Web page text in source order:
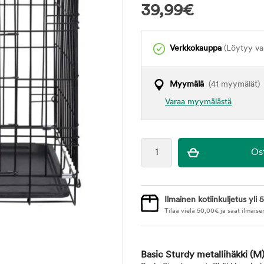
39,99€
Verkkokauppa (Löytyy
Myymälä (41 myymälät)
Varaa myymälästä
Ilmainen kotiinkuljetus yli
Tilaa vielä 50,00€ ja saat
Basic Sturdy metallihäkki (M)